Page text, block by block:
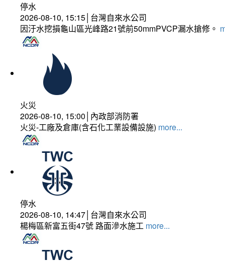
停水
2026-08-10, 15:15│台灣自來水公司
因汙水挖損龜山區光峰路21號前50mmPVCP漏水搶修。
火災
2026-08-10, 15:00│內政部消防署
火災-工廠及倉庫(含石化工業設備設施) more...
停水
2026-08-10, 14:47│台灣自來水公司
楊梅區新富五街47號 路面滲水施工 more...